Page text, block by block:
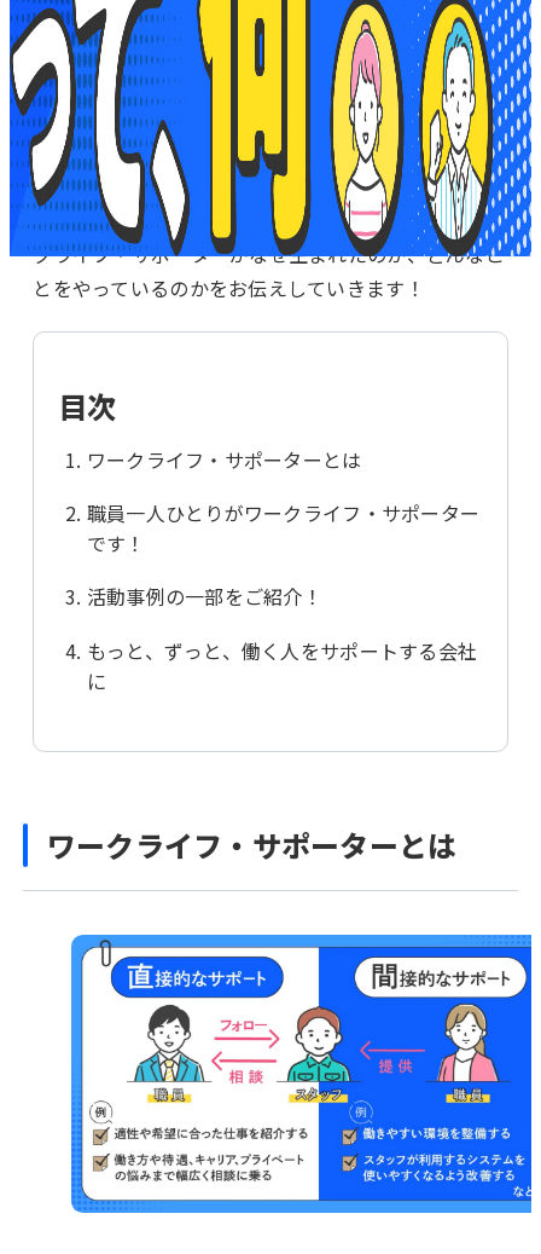
すべての記事
ニッケンで働く人
カイシャのこと
CAREER NEW GRADUATE
NIKKENチャンネル
タグから見つける
ロボットエンジニア保全半導体保全エンジニア
こんにちは！ニッケンで発見編集部です。日研トータ
ルソーシングには、「
ワークライフ・サポーター」と
いう存在がたくさんいることをご存知ですか？私たち
は、働く人の可能性を広げ、「私らしい働き方」を提
案することをモットーにしているのですが、それを実
現させているのが、このワークライフ・サポーターな
のです。今回は「日研らしさ」の象徴とも言えるワー
クライフ・サポーターがなぜ生まれたのか、どんなこ
とをやっているのかをお伝えしていきます！
目次
ワークライフ・サポーターとは
職員一人ひとりがワークライフ・サポーター
です！
活動事例の一部をご紹介！
もっと、ずっと、働く人をサポートする会社
に
ワークライフ・サポーターとは